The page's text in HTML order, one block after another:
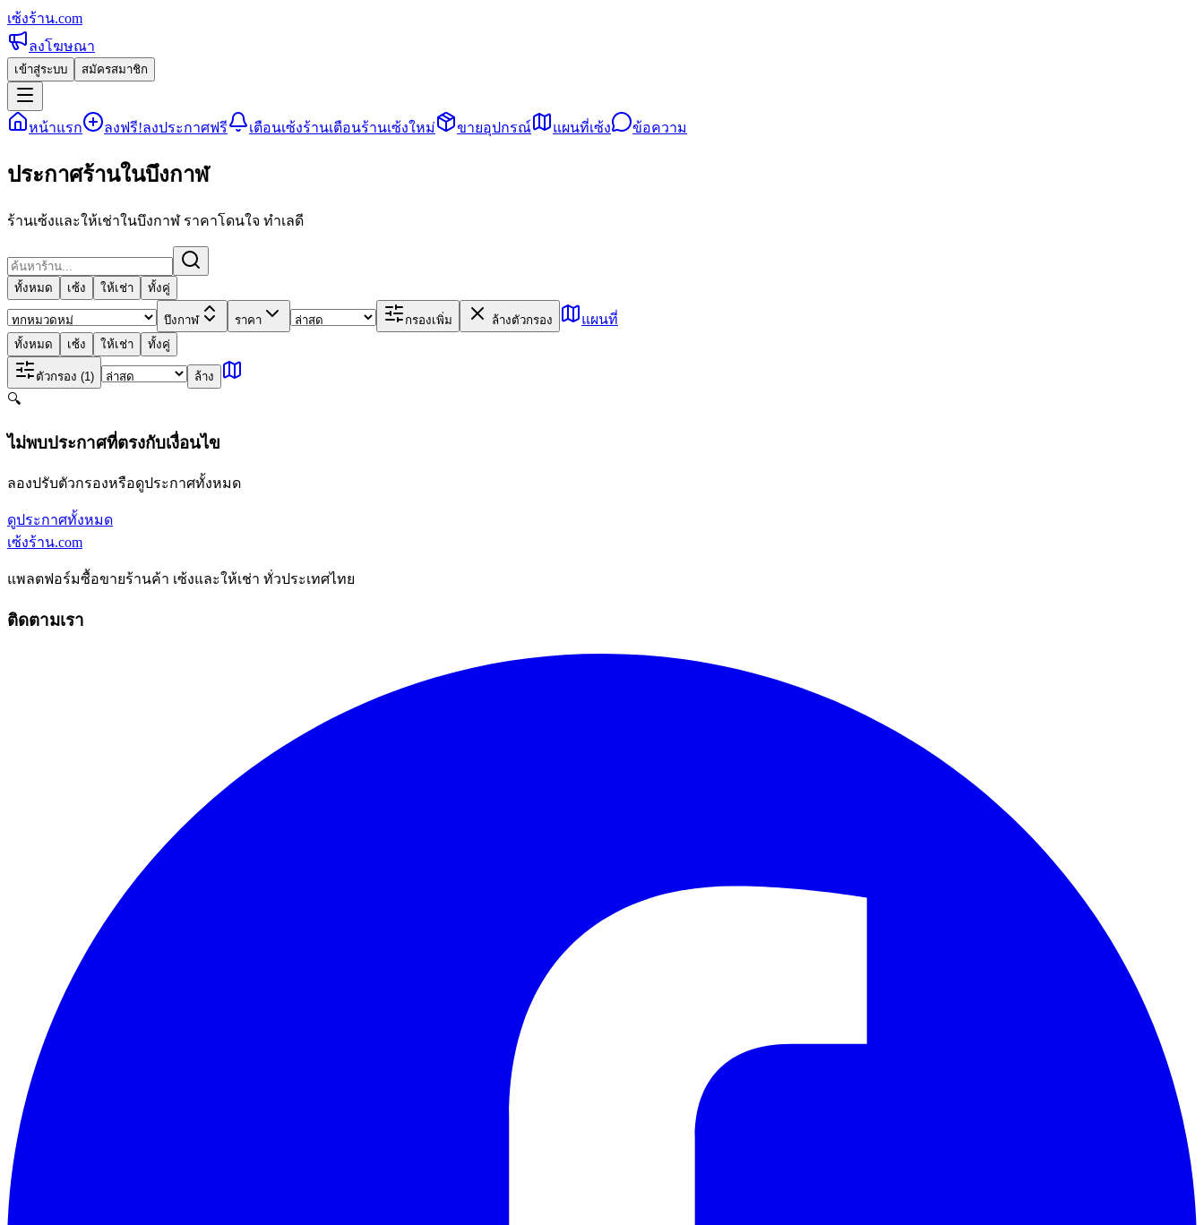
เซ้งร้าน.com
ลงโฆษณา
เข้าสู่ระบบ สมัครสมาชิก
หน้าแรก ลงฟรี!ลงประกาศฟรี เตือนเซ้งร้านเตือนร้านเซ้งใหม่ ขายอุปกรณ์ แผนที่เซ้ง ข้อความ
ประกาศร้านในบึงกาฬ
ร้านเซ้งและให้เช่าในบึงกาฬ ราคาโดนใจ ทำเลดี
ทั้งหมด เซ้ง ให้เช่า ทั้งคู่
บึงกาฬ ราคา กรองเพิ่ม ล้างตัวกรอง แผนที่
ทั้งหมด เซ้ง ให้เช่า ทั้งคู่
ตัวกรอง (1) ล้าง
🔍
ไม่พบประกาศที่ตรงกับเงื่อนไข
ลองปรับตัวกรองหรือดูประกาศทั้งหมด
ดูประกาศทั้งหมด
เซ้งร้าน.com
แพลตฟอร์มซื้อขายร้านค้า เซ้งและให้เช่า ทั่วประเทศไทย
ติดตามเรา